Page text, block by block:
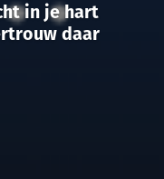
in je hart
daar